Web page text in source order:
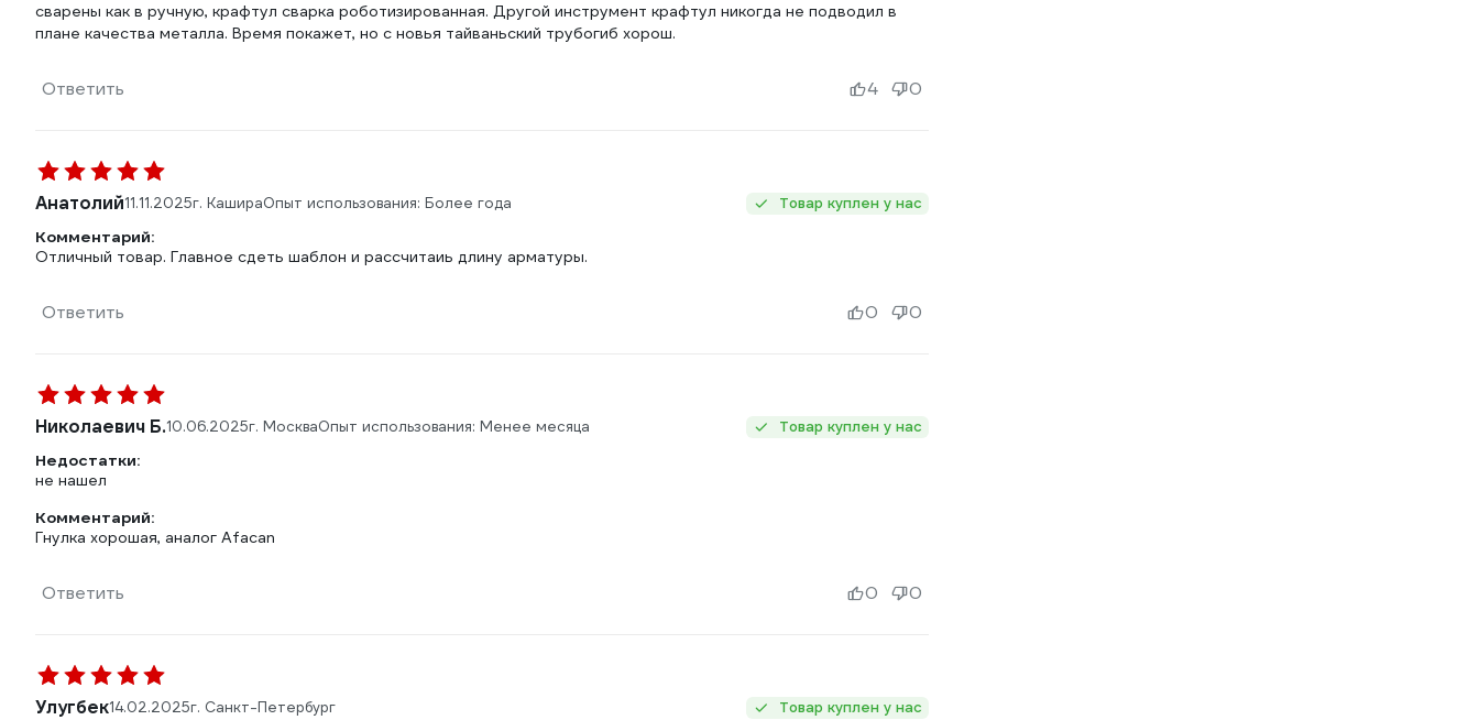
сварены как в ручную, крафтул сварка роботизированная. Другой инструмент крафтул никогда не подводил в
плане качества металла. Время покажет, но с новья тайваньский трубогиб хорош.
Ответить 4 0
Анатолий11.11.2025г. КашираОпыт использования: Более года Товар куплен у нас
Комментарий:
Отличный товар. Главное сдеть шаблон и рассчитаиь длину арматуры.
Ответить 0 0
Николаевич Б.10.06.2025г. МоскваОпыт использования: Менее месяца Товар куплен у нас
Недостатки:
не нашел
Комментарий:
Гнулка хорошая, аналог Afacan
Ответить 0 0
Улугбек14.02.2025г. Санкт-Петербург Товар куплен у нас